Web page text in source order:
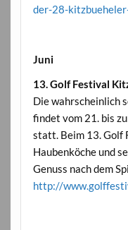
der-28-
Juni
13. Golf Festival
Die wahrscheinlich
findet vom 21. bis
statt. Beim 13. Golf
Haubenköche und
Genuss nach dem
http://